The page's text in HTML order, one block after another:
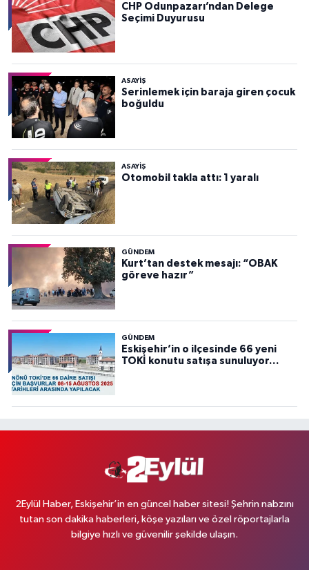
CHP Odunpazarı’ndan Delege
Seçimi Duyurusu
ASAYİŞ
Serinlemek için baraja giren çocuk
boğuldu
ASAYİŞ
Otomobil takla attı: 1 yaralı
GÜNDEM
Kurt’tan destek mesajı: “OBAK
göreve hazır”
GÜNDEM
Eskişehir’in o ilçesinde 66 yeni
TOKİ konutu satışa sunuluyor…
2Eylül Haber, Eskişehir’in en güncel haber sitesi! Şehrin nabzını
tutan son dakika haberleri, köşe yazıları ve özel röportajlarla
bilgiye hızlı ve güvenilir şekilde ulaşın.